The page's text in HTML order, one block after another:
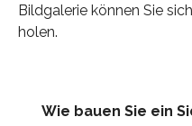
Bildgalerie können Sie
holen.
Wie bauen Sie ein